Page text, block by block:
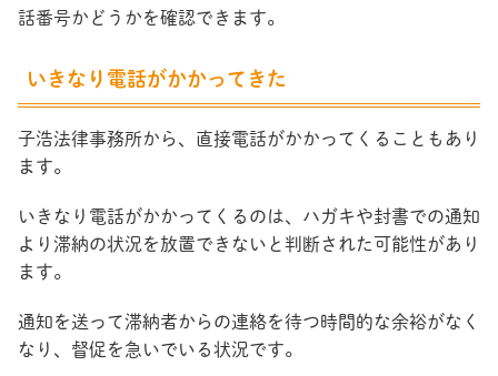
話番号かどうかを確認できます。
いきなり電話がかかってきた
子浩法律事務所から、直接電話がかかってくることもあり
ます。
いきなり電話がかかってくるのは、ハガキや封書での通知
より滞納の状況を放置できないと判断された可能性があり
ます。
通知を送って滞納者からの連絡を待つ時間的な余裕がなく
なり、督促を急いでいる状況です。